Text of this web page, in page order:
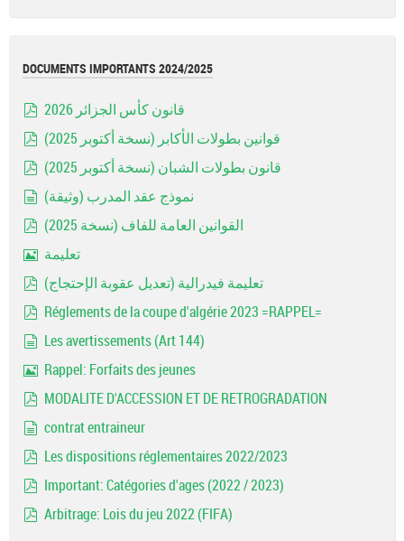
DOCUMENTS IMPORTANTS 2024/2025
قانون كأس الجزائر 2026
قوانين بطولات الأكابر (نسخة أكتوبر 2025)
قانون بطولات الشبان (نسخة أكتوبر 2025)
نموذج عقد المدرب (وثيقة)
القوانين العامة للفاف (نسخة 2025)
تعليمة
تعليمة فيدرالية (تعديل عقوبة الإحتجاج)
Réglements de la coupe d'algérie 2023 =RAPPEL=
Les avertissements (Art 144)
Rappel: Forfaits des jeunes
MODALITE D'ACCESSION ET DE RETROGRADATION
contrat entraineur
Les dispositions réglementaires 2022/2023
Important: Catégories d'ages (2022 / 2023)
Arbitrage: Lois du jeu 2022 (FIFA)